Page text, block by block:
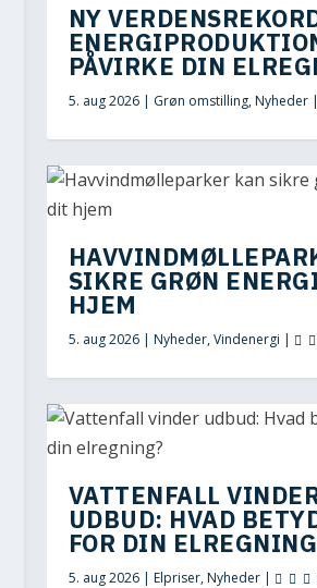
NY
PÅVIRKE DIN
5. aug 2026| Grøn omstilling,Nyheder|
SIKRE GRØN
HJEM
5. aug 2026| Nyheder,Vindenergi |
VATTENFALL
UDBUD: HVAD
FOR DIN
5. aug 2026| Elpriser,Nyheder|